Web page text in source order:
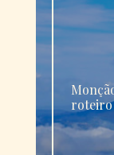
roteiro